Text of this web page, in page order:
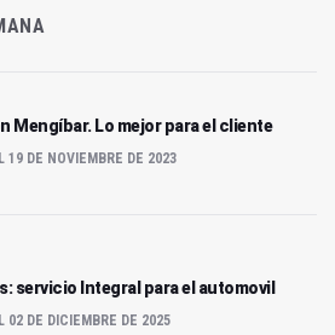
Mengíbar. Lo mejor para el cliente
19 DE NOVIEMBRE DE 2023
servicio Integral para el automovil
02 DE DICIEMBRE DE 2025